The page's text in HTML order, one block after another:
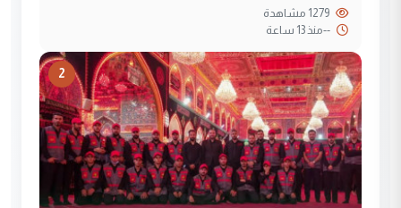
--منذ 13 ساعة
2